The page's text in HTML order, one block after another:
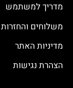
מדריך למשתמש
משלוחים והחזרות
מדיניות האתר
הצהרת נגישות